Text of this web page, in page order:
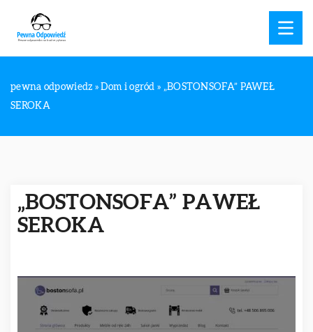
pewna odpowiedz »Dom i ogród » „BOSTONSOFA” PAWEŁ
SEROKA
„BOSTONSOFA” PAWEŁ
SEROKA